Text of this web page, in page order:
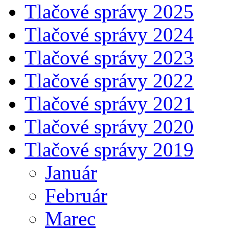
Tlačové správy 2025
Tlačové správy 2024
Tlačové správy 2023
Tlačové správy 2022
Tlačové správy 2021
Tlačové správy 2020
Tlačové správy 2019
Január
Február
Marec